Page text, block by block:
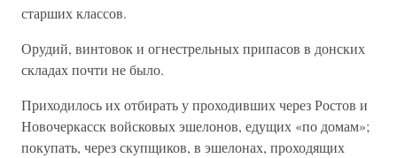
старших классов.
Орудий, винтовок и огнестрельных припасов в донских
складах почти не было.
Приходилось их отбирать у проходивших через Ростов и
Новочеркасск войсковых эшелонов, едущих «по домам»;
покупать, через скупщиков, в эшелонах, проходящих